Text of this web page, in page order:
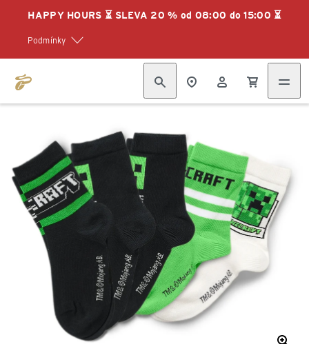
HAPPY HOURS ⏳ SLEVA 20 % od 08:00 do 15:00 ⏳
Podmínky